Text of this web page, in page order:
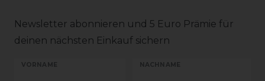
Newsletter abonnieren und 5 Euro Prämie für
deinen nächsten Einkauf sichern
VORNAME NACHNAME